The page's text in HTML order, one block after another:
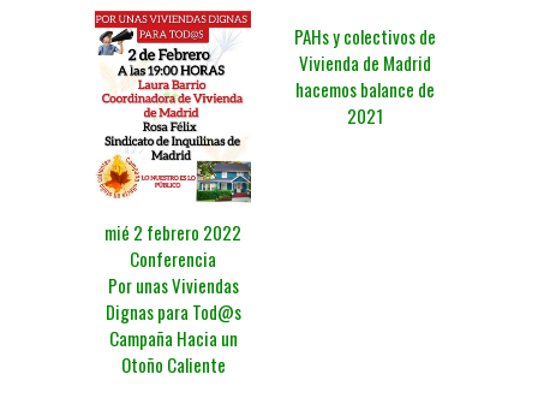
mié 2 febrero 2022
Conferencia
Por unas Viviendas
Dignas para Tod@s
Campaña Hacia un
Otoño Caliente
PAHs y colectivos de
Vivienda de Madrid
hacemos balance de
2021